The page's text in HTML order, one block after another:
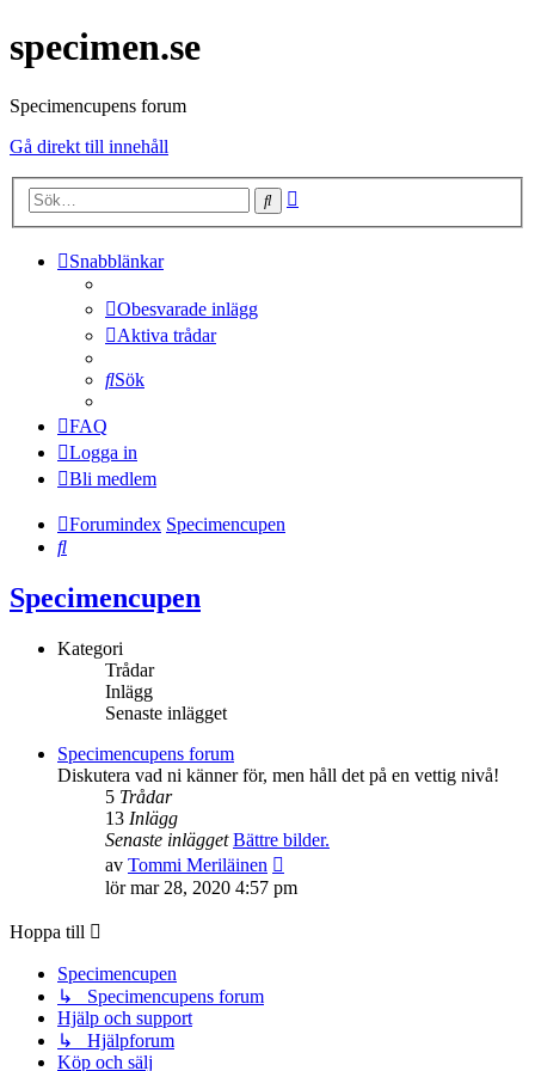
specimen.se
Specimencupens forum
Gå direkt till innehåll
Sök
Snabblänkar
Obesvarade inlägg
Aktiva trådar
Sök
FAQ
Logga in
Bli medlem
Forumindex Specimencupen
Sök
Specimencupen
Kategori
Trådar
Inlägg
Senaste inlägget
Specimencupens forum
Diskutera vad ni känner för, men håll det på en vettig nivå!
5 Trådar
13 Inlägg
Senaste inlägget Bättre bilder.
av Tommi Meriläinen
till
lör mar 28, 2020 4:57 pm
Hoppa till
Specimencupen
↳ Specimencupens forum
Hjälp och support
↳ Hjälpforum
Köp och sälj